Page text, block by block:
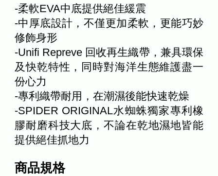
-柔軟EVA中底提供絕佳緩震
-中厚底設計，不僅更加柔軟，更能巧妙
修飾身形
-Unifi Repreve 回收再生織帶，兼具環保
及快乾特性，同時對海洋生態維護盡一
份心力
-專利織帶耐用，在潮濕後能快速乾燥
-SPIDER ORIGINAL水蜘蛛獨家專利橡
膠耐磨科技大底，不論在乾地濕地皆能
提供絕佳抓地力
商品規格